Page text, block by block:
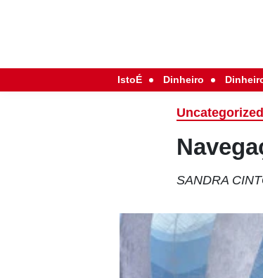
IstoÉ Dinheiro
Uncategorized
SANDRA